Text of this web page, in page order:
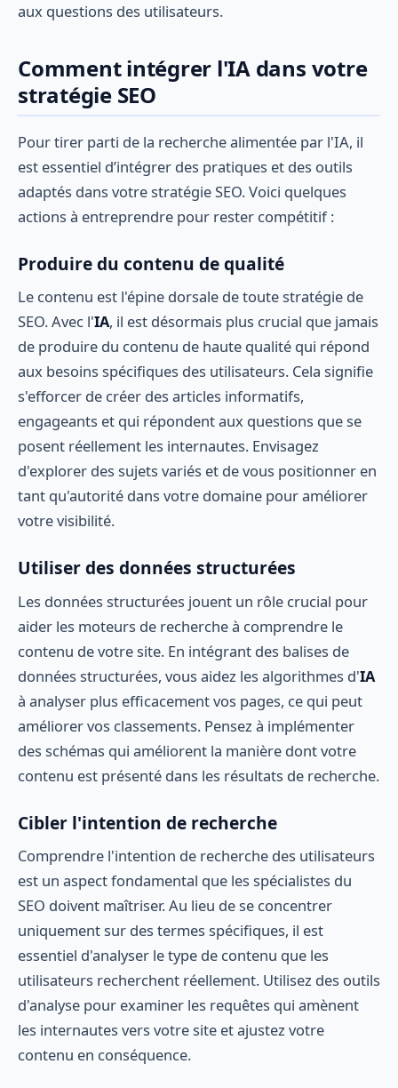
aux questions des utilisateurs.
Comment intégrer l'IA dans votre
stratégie SEO
Pour tirer parti de la recherche alimentée par l'IA, il
est essentiel d’intégrer des pratiques et des outils
adaptés dans votre stratégie SEO. Voici quelques
actions à entreprendre pour rester compétitif :
Produire du contenu de qualité
Le contenu est l'épine dorsale de toute stratégie de
SEO. Avec l'IA, il est désormais plus crucial que jamais
de produire du contenu de haute qualité qui répond
aux besoins spécifiques des utilisateurs. Cela signifie
s'efforcer de créer des articles informatifs,
engageants et qui répondent aux questions que se
posent réellement les internautes. Envisagez
d'explorer des sujets variés et de vous positionner en
tant qu'autorité dans votre domaine pour améliorer
votre visibilité.
Utiliser des données structurées
Les données structurées jouent un rôle crucial pour
aider les moteurs de recherche à comprendre le
contenu de votre site. En intégrant des balises de
données structurées, vous aidez les algorithmes d'IA
à analyser plus efficacement vos pages, ce qui peut
améliorer vos classements. Pensez à implémenter
des schémas qui améliorent la manière dont votre
contenu est présenté dans les résultats de recherche.
Cibler l'intention de recherche
Comprendre l'intention de recherche des utilisateurs
est un aspect fondamental que les spécialistes du
SEO doivent maîtriser. Au lieu de se concentrer
uniquement sur des termes spécifiques, il est
essentiel d'analyser le type de contenu que les
utilisateurs recherchent réellement. Utilisez des outils
d'analyse pour examiner les requêtes qui amènent
les internautes vers votre site et ajustez votre
contenu en conséquence.